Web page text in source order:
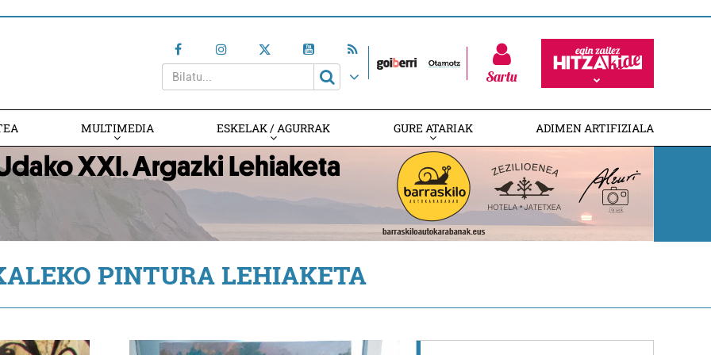
Sartu
MULTIMEDIA ESKELAK / AGURRAK GURE ATARIAK ADIMEN ARTIFIZIALA
PINTURA LEHIAKETA